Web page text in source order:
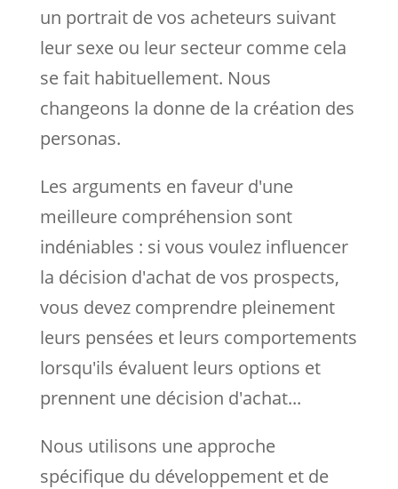
un portrait de vos acheteurs suivant
leur sexe ou leur secteur comme cela
se fait habituellement. Nous
changeons la donne de la création des
personas.
Les arguments en faveur d'une
meilleure compréhension sont
indéniables : si vous voulez influencer
la décision d'achat de vos prospects,
vous devez comprendre pleinement
leurs pensées et leurs comportements
lorsqu'ils évaluent leurs options et
prennent une décision d'achat...
Nous utilisons une approche
spécifique du développement et de